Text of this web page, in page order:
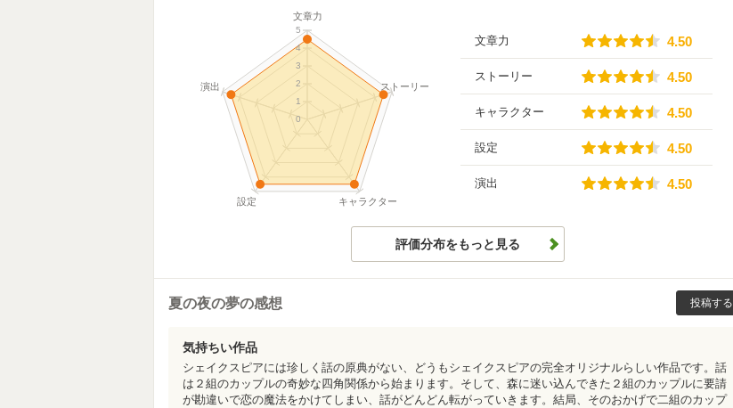
文章力
ストーリー
キャラクター
設定
演出
0
1
2
3
4
5
文章力 4.50
4.50
ストーリー 4.50
4.50
キャラクター 4.50
4.50
設定 4.50
4.50
演出 4.50
4.50
評価分布をもっと見る
夏の夜の夢の感想 投稿する
気持ちい作品
シェイクスピアには珍しく話の原典がない、どうもシェイクスピアの完全オリジナルらしい作品です。話
は２組のカップルの奇妙な四角関係から始まります。そして、森に迷い込んできた２組のカップルに要請
が勘違いで恋の魔法をかけてしまい、話がどんどん転がっていきます。結局、そのおかげで二組のカップ